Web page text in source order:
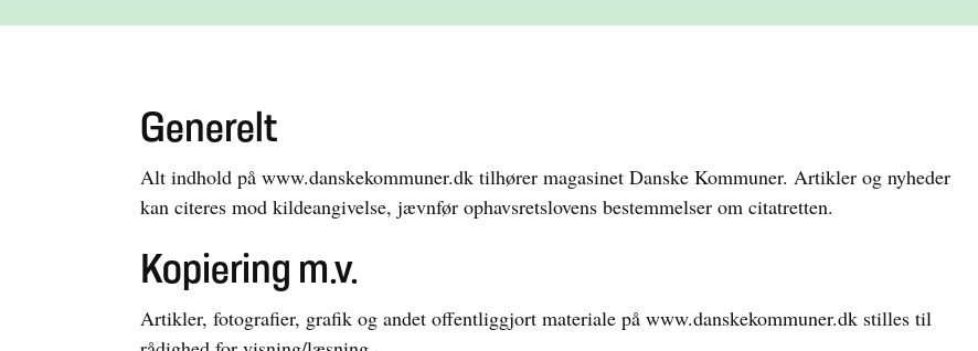
Generelt
Alt indhold på www.danskekommuner.dk tilhører magasinet Danske Kommuner. Artikler og nyheder
kan citeres mod kildeangivelse, jævnfør ophavsretslovens bestemmelser om citatretten.
Kopiering m.v.
Artikler, fotografier, grafik og andet offentliggjort materiale på www.danskekommuner.dk stilles til